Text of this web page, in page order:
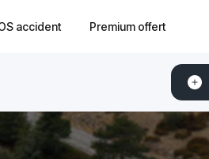
accident Premium offert